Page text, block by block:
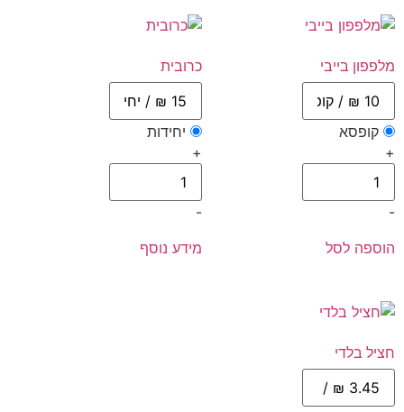
מלפפון בייבי
קופסא
+
-
הוספה לסל
כרובית
יחידות
+
-
מידע נוסף
חציל בלדי